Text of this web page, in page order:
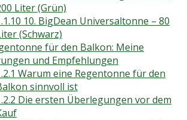
Liter (Grün)
10. BigDean Universaltonne – 80
(Schwarz)
für den Balkon: Meine
und Empfehlungen
Warum eine Regentonne für den
sinnvoll ist
Die ersten Überlegungen vor dem